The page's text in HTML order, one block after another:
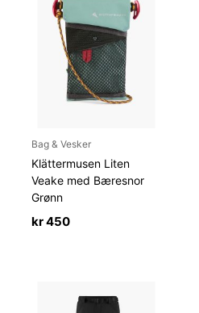
Bag & Vesker
Klättermusen Liten
Veake med Bæresnor
Grønn
kr450